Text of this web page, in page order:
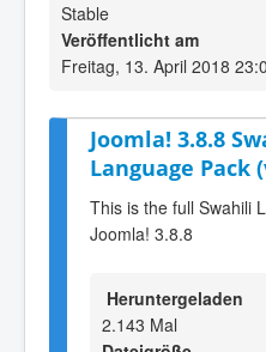
Stable
Veröffentlicht am
Freitag, 13. April 2018
Joomla! 3.8.8
Language Pack
This is the full Swahili
Joomla! 3.8.8
Heruntergeladen
2.143 Mal